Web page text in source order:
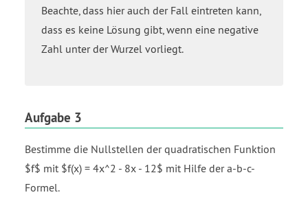
Beachte, dass hier auch der Fall eintreten kann,
dass es keine Lösung gibt, wenn eine negative
Zahl unter der Wurzel vorliegt.
Aufgabe 3
Bestimme die Nullstellen der quadratischen Funktion
$f$ mit $f(x) = 4x^2 - 8x - 12$ mit Hilfe der a-b-c-
Formel.